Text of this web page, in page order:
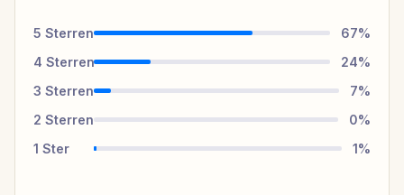
5 Sterren 67%
4 Sterren 24%
3 Sterren 7%
2 Sterren 0%
1 Ster 1%